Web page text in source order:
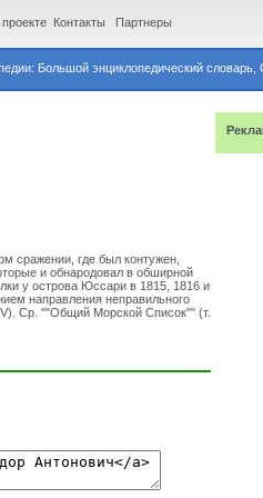
Большой энциклопедический
Контакты Партнеры
сражении, где был контужен,
и обнародовал в обширной
у острова Юссари в 1815, 1816 и
направления неправильного
Ср. ""Общий Морской Список"" (т.